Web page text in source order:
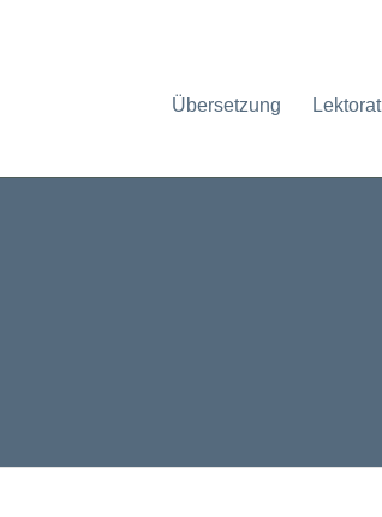
Übersetzung Lektorat